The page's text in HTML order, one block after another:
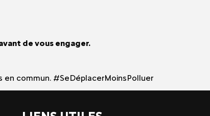
de vous engager.
commun. #SeDéplacerMoinsPolluer